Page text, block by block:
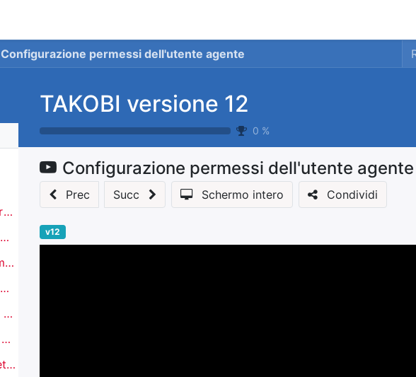
Configurazione permessi dell'utente agente
TAKOBI versione 12
0 %
Differenza tra lead, opportunità e contatti
Invio email Contatti del CRM
Impostare l'email del team di vendita
Tutorial approfondito sul CRM
Da lead a fattura in pochi click
Campagne Marketing via email
Errori in invio email marketing
Configurazione permessi dell'utente agente
Prec Succ Schermo intero Condividi
v12